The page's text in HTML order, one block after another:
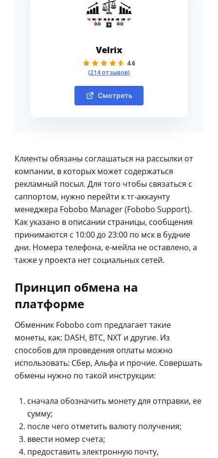
Velrix
4.6
(214 отзывов)
Смотреть
Клиенты обязаны соглашаться на рассылки от
компании, в которых может содержаться
рекламный посыл. Для того чтобы связаться с
саппортом, нужно перейти к тг-аккаунту
менеджера Fobobo Manager (Fobobo Support).
Как указано в описании страницы, сообщения
принимаются с 10:00 до 23:00 по мск в будние
дни. Номера телефона, е-мейла не оставлено, а
также у проекта нет социальных сетей.
Принцип обмена на
платформе
Обменник Fobobo com предлагает такие
монеты, как: DASH, BTC, NXT и другие. Из
способов для проведения оплаты можно
использовать: Сбер, Альфа и прочие. Совершать
обмены нужно по такой инструкции:
сначала обозначить монету для отправки, ее
сумму;
после чего отметить валюту получения;
ввести номер счета;
предоставить электронную почту,